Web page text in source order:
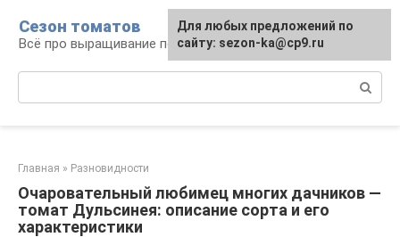
контенту
Сезон томатов
Всё про выращивание помидоров
Главная » Разновидности
Очаровательный любимец многих дачников —
томат Дульсинея: описание сорта и его
характеристики
Для любых предложений по
сайту: sezon-ka@cp9.ru